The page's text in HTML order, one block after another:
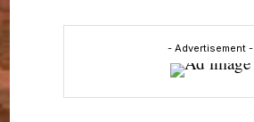
- Advertisement -